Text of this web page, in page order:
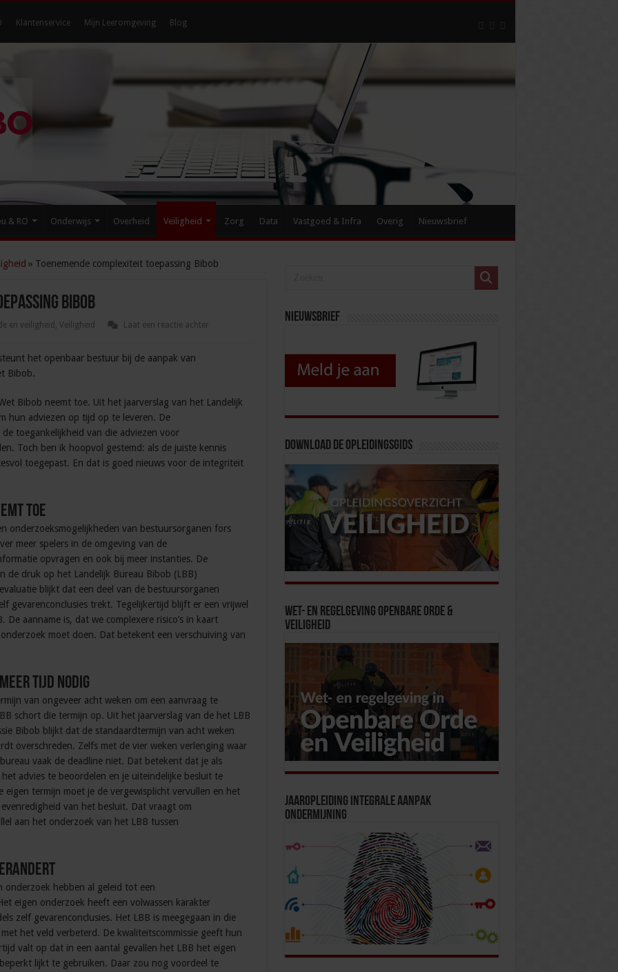
Klantenservice Mijn Leeromgeving Blog
& RO Onderwijs Overheid Veiligheid Zorg Data Vastgoed & Infra Overig Nieuwsbrief
» Toenemende complexiteit toepassing Bibob
Bibob
en veiligheid , Veiligheid
Laat een reactie achter
het openbaar bestuur bij de aanpak van
Bibob.
Bibob neemt toe. Uit het jaarverslag van het Landelijk
hun adviezen op tijd op te leveren. De
toegankelijkheid van die adviezen voor
Toch ben ik hoopvol gestemd: als de juiste kennis
toegepast. En dat is goed nieuws voor de integriteit
toe
onderzoeksmogelijkheden van bestuursorganen fors
meer spelers in de omgeving van de
opvragen en ook bij meer instanties. De
de druk op het Landelijk Bureau Bibob (LBB)
blijkt dat een deel van de bestuursorganen
gevarenconclusies trekt. Tegelijkertijd blijft er een vrijwel
aanname is, dat we complexere risico’s in kaart
moet doen. Dat betekent een verschuiving van
tijd nodig
van ongeveer acht weken om een aanvraag te
schort die termijn op. Uit het jaarverslag van de het LBB
Bibob blijkt dat de standaardtermijn van acht weken
overschreden. Zelfs met de vier weken verlenging waar
vaak de deadline niet. Dat betekent dat je als
advies te beoordelen en je uiteindelijke besluit te
termijn moet je de vergewisplicht vervullen en het
van het besluit. Dat vraagt om
aan het onderzoek van het LBB tussen
onderzoek hebben al geleid tot een
eigen onderzoek heeft een volwassen karakter
zelf gevarenconclusies. Het LBB is meegegaan in die
het veld verbeterd. De kwaliteitscommissie geeft hun
valt op dat in een aantal gevallen het LBB het eigen
lijkt te gebruiken. Daar zou nog voordeel te
Nieuwsbrief
Download de opleidingsgids
Wet- en Regelgeving Openbare Orde &
Veiligheid
Jaaropleiding Integrale Aanpak
Ondermijning